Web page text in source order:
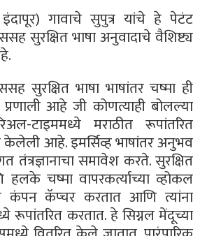
इंदापूर) गावाचे सुपुत्र यांचे हे पेटंट
सुरक्षित भाषा अनुवादाचे वैशिष्ट्य
सुरक्षित भाषा भाषांतर चष्मा ही
आहे जी कोणत्याही बोलल्या
टाइममध्ये मराठीत रूपांतरित
केलेली आहे. इमर्सिव्ह भाषांतर अनुभव
तंत्रज्ञानाचा समावेश करते. सुरक्षित
चष्मा वापरकर्त्याच्या व्होकल
कंपन कॅप्चर करतात आणि त्यांना
रूपांतरित करतात. हे सिग्नल मेंदूच्या